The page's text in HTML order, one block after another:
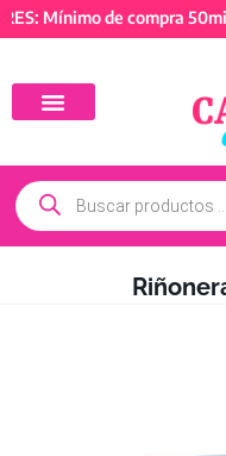
Mínimo de compra